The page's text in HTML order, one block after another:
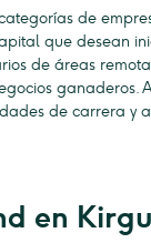
de
que desean
de áreas
ganaderos.
de carrera y
en